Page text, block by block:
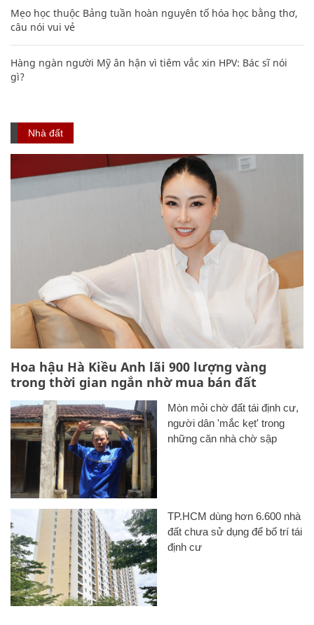
Mẹo học thuộc Bảng tuần hoàn nguyên tố hóa học bằng thơ,
câu nói vui vẻ
Hàng ngàn người Mỹ ân hận vì tiêm vắc xin HPV: Bác sĩ nói
gì?
Nhà đất
Hoa hậu Hà Kiều Anh lãi 900 lượng vàng
trong thời gian ngắn nhờ mua bán đất
Mòn mỏi chờ đất tái định cư,
người dân 'mắc kẹt' trong
những căn nhà chờ sập
TP.HCM dùng hơn 6.600 nhà
đất chưa sử dụng để bố trí tái
định cư